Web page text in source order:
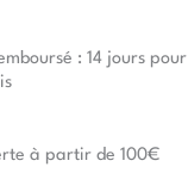
: 14 jours pour
à partir de 100€